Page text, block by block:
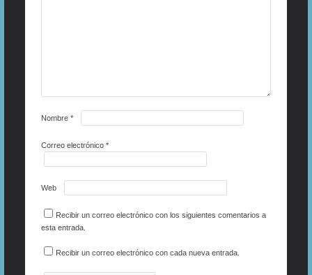
Nombre*
Correo electrónico*
Web
Recibir un correo electrónico con los siguientes comentarios a
esta entrada.
Recibir un correo electrónico con cada nueva entrada.